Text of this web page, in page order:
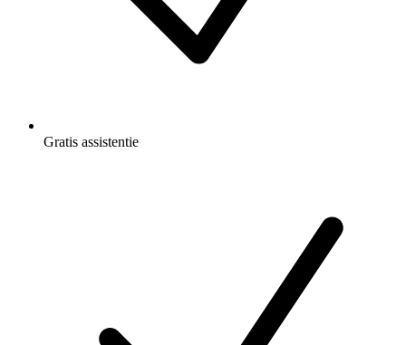
Gratis assistentie